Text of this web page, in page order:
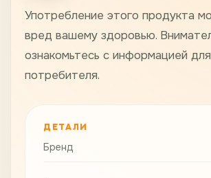
Употребление этого продукта
вред вашему здоровью.
ознакомьтесь с информацией для
потребителя.
ДЕТАЛИ
Бренд